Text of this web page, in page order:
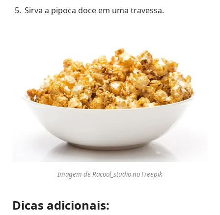
Sirva a pipoca doce em uma travessa.
Imagem de Racool_studio no Freepik
Dicas adicionais: